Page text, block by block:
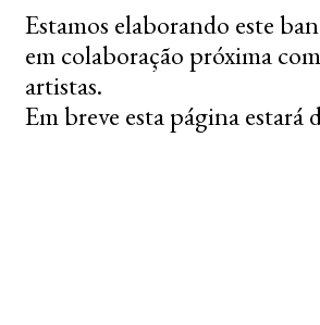
Estamos elaborando este
em colaboração próxima
artistas.
Em breve esta página estará